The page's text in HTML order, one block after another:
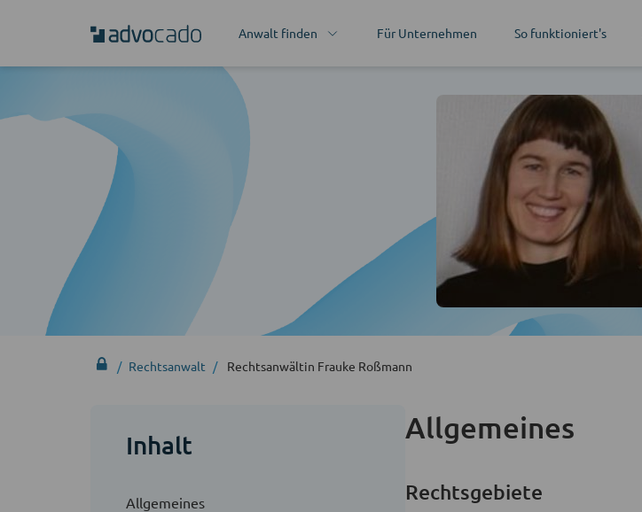
Anwalt finden Für Unternehmen So funktioniert's
Rechtsanwalt Rechtsanwältin Frauke Roßmann
Inhalt
Allgemeines
Allgemeines
Rechtsgebiete